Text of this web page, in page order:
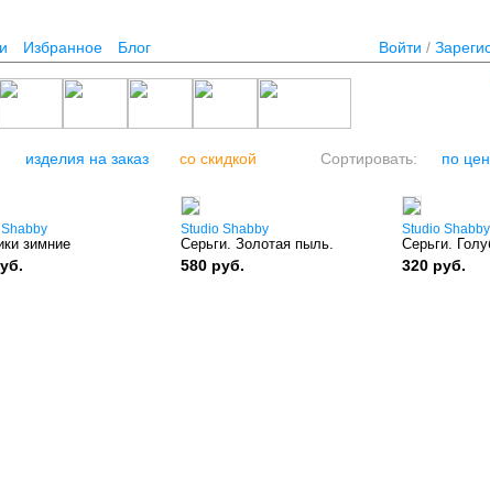
Избранное Блог Войти /
изделия на заказ со скидкой Сортировать: по
зимние
Studio Shabby
Серьги. Золотая пыль.
580 руб.
Studio Shabby
Серьги.
320 руб.